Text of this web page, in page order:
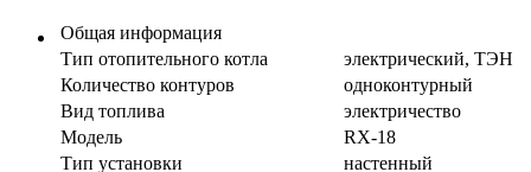
Общая информация
Тип отопительного котла
электрический, ТЭН
Количество контуров
одноконтурный
Вид топлива
электричество
Модель
RX-18
Тип установки
настенный